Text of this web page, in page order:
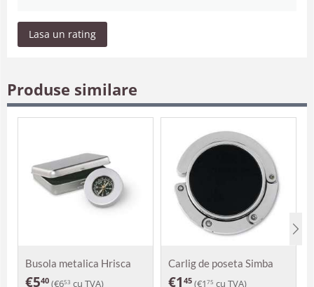
Lasa un rating
Produse similare
Busola metalica Hrisca
€540 (€653 cu TVA)
Carlig de poseta Simba
€1 45 (€1 75 cu TVA)